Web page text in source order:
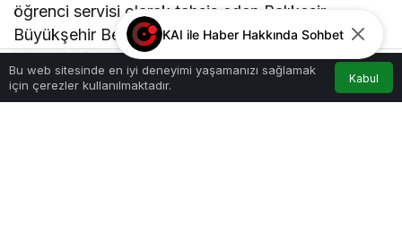
öğrenci servisi olarak tahsis eden Balıkesir
Büyükşehir Belediye Başkanı Ahmet Akın’ın bu
hizmeti takdir topladı. Evlatlarının ulaşımı için tüm
imkânları seferber eden Başkan Akın’a teşekkür
eden aileler, çocuklarını güvenle okula
Bu web sitesinde en iyi deneyimi yaşamanızı sağlamak
için çerezler kullanılmaktadır.
Kabul
Anasayfa
KAI ile Haber Hakkında Sohbet